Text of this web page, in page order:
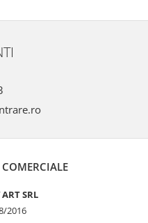
COMERCIALE
SRL
2016